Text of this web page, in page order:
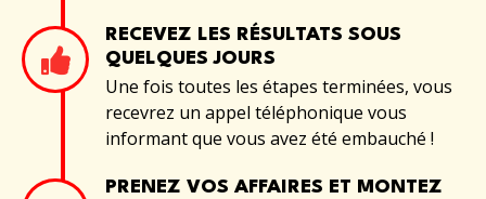
RECEVEZ LES RÉSULTATS SOUS
QUELQUES JOURS
Une fois toutes les étapes terminées, vous
recevrez un appel téléphonique vous
informant que vous avez été embauché !
PRENEZ VOS AFFAIRES ET MONTEZ